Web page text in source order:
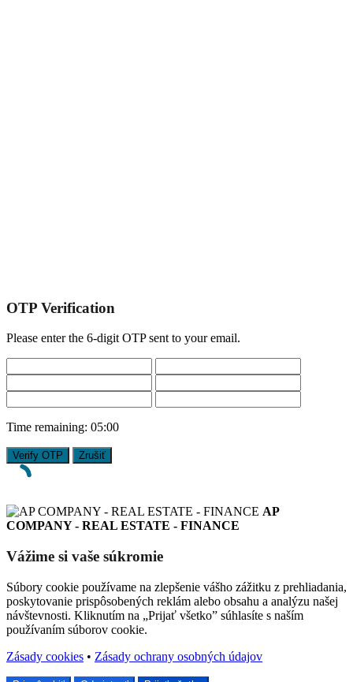
OTP Verification
Please enter the 6-digit OTP sent to your email.
Time remaining: 05:00
Verify OTP Zrušiť
AP
COMPANY - REAL ESTATE - FINANCE
Vážime si vaše súkromie
Súbory cookie používame na zlepšenie vášho zážitku z prehliadania,
poskytovanie prispôsobených reklám alebo obsahu a analýzu našej
návštevnosti. Kliknutím na „Prijať všetko” súhlasíte s naším
používaním súborov cookie.
Zásady cookies • Zásady ochrany osobných údajov